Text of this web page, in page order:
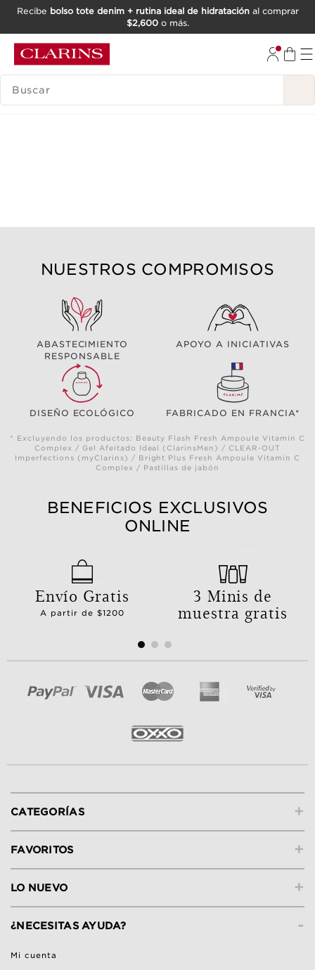
IR AL PIE DE PÁGINA
Recibe bolso tote denim + rutina ideal de hidrataciónal comprar
$2,600o más.
BUSCAR
NUESTROS COMPROMISOS
ABASTECIMIENTO
RESPONSABLE
APOYO A INICIATIVAS
DISEÑO ECOLÓGICO FABRICADO EN FRANCIA*
* Excluyendo los productos: Beauty Flash Fresh Ampoule Vitamin C
Complex / Gel Afeitado Ideal (ClarinsMen) / CLEAR-OUT
Imperfections (myClarins) / Bright Plus Fresh Ampoule Vitamin C
Complex / Pastillas de jabón
BENEFICIOS EXCLUSIVOS
ONLINE
Envío Gratis
A partir de $1200
3 Minis de
muestra gratis
+
CATEGORÍAS
+
FAVORITOS
+
LO NUEVO
-
¿NECESITAS AYUDA?
Mi cuenta